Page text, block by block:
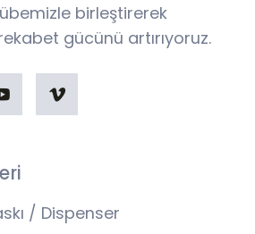
birleştirerek
gücünü artırıyoruz.
/ Dispenser